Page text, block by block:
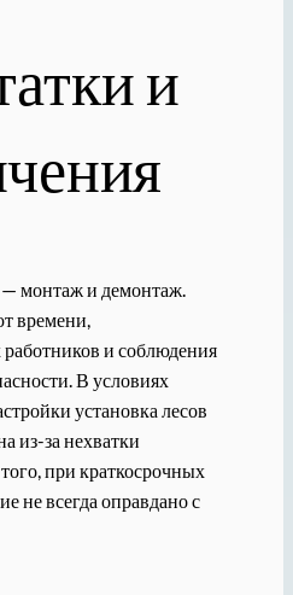
и
монтаж и демонтаж.
времени,
и соблюдения
В условиях
установка лесов
из-за нехватки
при краткосрочных
не всегда оправдано с